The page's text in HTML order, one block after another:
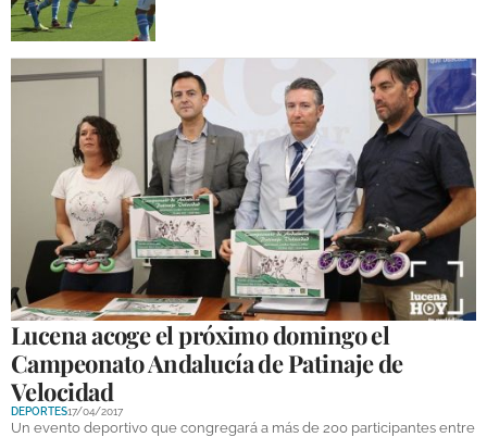
Lucena acoge el próximo domingo el
Campeonato Andalucía de Patinaje de
Velocidad
DEPORTES17/04/2017
Un evento deportivo que congregará a más de 200 participantes entre